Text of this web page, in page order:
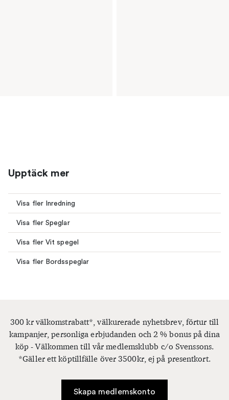
Upptäck mer
Visa fler Inredning
Visa fler Speglar
Visa fler Vit spegel
Visa fler Bordsspeglar
300 kr välkomstrabatt*, välkurerade nyhetsbrev, förtur till
kampanjer, personliga erbjudanden och 2 % bonus på dina
köp - Välkommen till vår medlemsklubb c/o Svenssons.
*Gäller ett köptillfälle över 3500kr, ej på presentkort.
Skapa medlemskonto